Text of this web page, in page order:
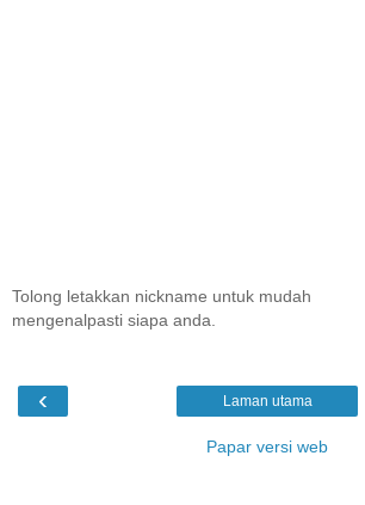
Tolong letakkan nickname untuk mudah
mengenalpasti siapa anda.
‹ Laman utama
Papar versi web